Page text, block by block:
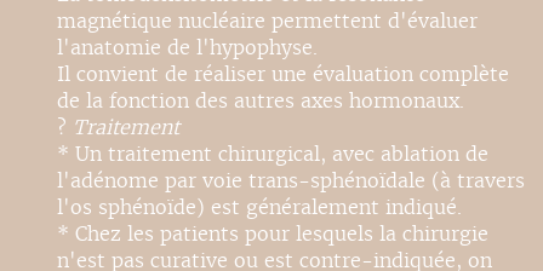
magnétique nucléaire permettent d'évaluer
l'anatomie de l'hypophyse.
Il convient de réaliser une évaluation complète
de la fonction des autres axes hormonaux.
? Traitement
* Un traitement chirurgical, avec ablation de
l'adénome par voie trans-sphénoïdale (à travers
l'os sphénoïde) est généralement indiqué.
* Chez les patients pour lesquels la chirurgie
n'est pas curative ou est contre-indiquée, on